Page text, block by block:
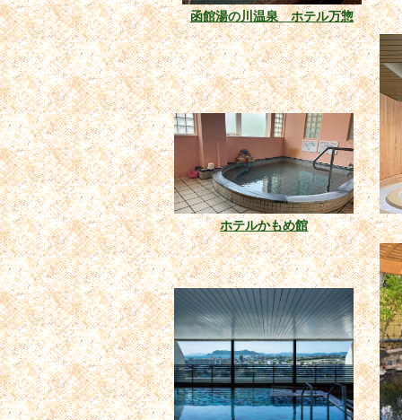
函館湯の川温泉 ホテル万惣
ホテルかもめ館